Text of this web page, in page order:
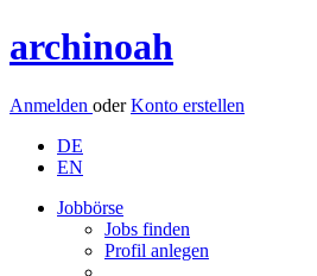
archinoah
Anmelden oderKonto erstellen
DE
EN
Jobbörse
Jobs finden
Profil anlegen